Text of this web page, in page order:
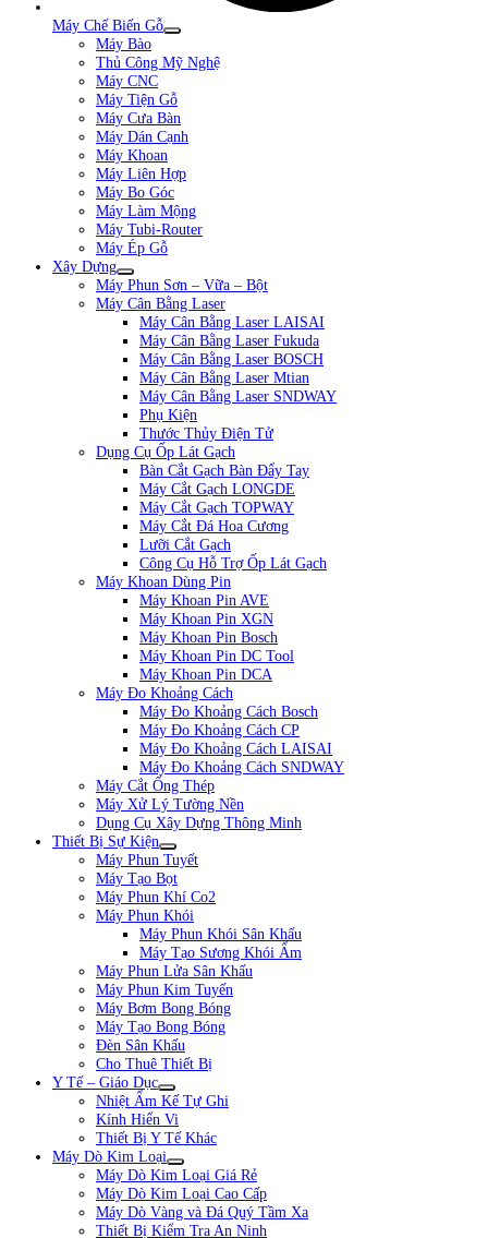
Máy Chế Biến Gỗ
Máy Bào
Thủ Công Mỹ Nghệ
Máy CNC
Máy Tiện Gỗ
Máy Cưa Bàn
Máy Dán Cạnh
Máy Khoan
Máy Liên Hợp
Máy Bo Góc
Máy Làm Mộng
Máy Tubi-Router
Máy Ép Gỗ
Xây Dựng
Máy Phun Sơn – Vữa – Bột
Máy Cân Bằng Laser
Máy Cân Bằng Laser LAISAI
Máy Cân Bằng Laser Fukuda
Máy Cân Bằng Laser BOSCH
Máy Cân Bằng Laser Mtian
Máy Cân Bằng Laser SNDWAY
Phụ Kiện
Thước Thủy Điện Tử
Dụng Cụ Ốp Lát Gạch
Bàn Cắt Gạch Bàn Đẩy Tay
Máy Cắt Gạch LONGDE
Máy Cắt Gạch TOPWAY
Máy Cắt Đá Hoa Cương
Lưỡi Cắt Gạch
Công Cụ Hỗ Trợ Ốp Lát Gạch
Máy Khoan Dùng Pin
Máy Khoan Pin AVE
Máy Khoan Pin XGN
Máy Khoan Pin Bosch
Máy Khoan Pin DC Tool
Máy Khoan Pin DCA
Máy Đo Khoảng Cách
Máy Đo Khoảng Cách Bosch
Máy Đo Khoảng Cách CP
Máy Đo Khoảng Cách LAISAI
Máy Đo Khoảng Cách SNDWAY
Máy Cắt Ống Thép
Máy Xử Lý Tường Nền
Dụng Cụ Xây Dựng Thông Minh
Thiết Bị Sự Kiện
Máy Phun Tuyết
Máy Tạo Bọt
Máy Phun Khí Co2
Máy Phun Khói
Máy Phun Khói Sân Khấu
Máy Tạo Sương Khói Ẩm
Máy Phun Lửa Sân Khấu
Máy Phun Kim Tuyến
Máy Bơm Bong Bóng
Máy Tạo Bong Bóng
Đèn Sân Khấu
Cho Thuê Thiết Bị
Y Tế – Giáo Dục
Nhiệt Ẩm Kế Tự Ghi
Kính Hiển Vi
Thiết Bị Y Tế Khác
Máy Dò Kim Loại
Máy Dò Kim Loại Giá Rẻ
Máy Dò Kim Loại Cao Cấp
Máy Dò Vàng và Đá Quý Tầm Xa
Thiết Bị Kiểm Tra An Ninh